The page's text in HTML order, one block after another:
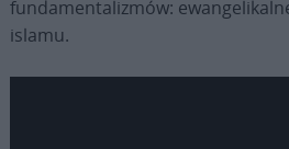
fundamentalizmów:
islamu.